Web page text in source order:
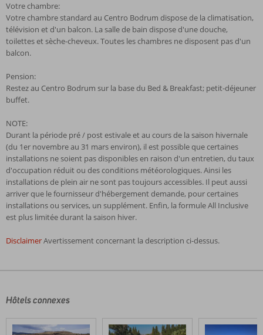
Votre chambre:
Votre chambre standard au Centro Bodrum dispose de la climatisation,
télévision et d'un balcon. La salle de bain dispose d'une douche,
toilettes et sèche-cheveux. Toutes les chambres ne disposent pas d'un
balcon.
Pension:
Restez au Centro Bodrum sur la base du Bed & Breakfast; petit-déjeuner
buffet.
NOTE:
Durant la période pré / post estivale et au cours de la saison hivernale
(du 1er novembre au 31 mars environ), il est possible que certaines
installations ne soient pas disponibles en raison d'un entretien, du taux
d'occupation réduit ou des conditions météorologiques. Ainsi les
installations de plein air ne sont pas toujours accessibles. Il peut aussi
arriver que le fournisseur d'hébergement demande, pour certaines
installations ou services, un supplément. Enfin, la formule All Inclusive
est plus limitée durant la saison hiver.
DisclaimerAvertissement concernant la description ci-dessus.
écrits
nos
Hôtels connexes